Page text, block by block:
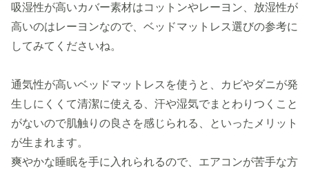
吸湿性が高いカバー素材はコットンやレーヨン、放湿性が
高いのはレーヨンなので、ベッドマットレス選びの参考に
してみてくださいね。
通気性が高いベッドマットレスを使うと、カビやダニが発
生しにくくて清潔に使える、汗や湿気でまとわりつくこと
がないので肌触りの良さを感じられる、といったメリット
が生まれます。
爽やかな睡眠を手に入れられるので、エアコンが苦手な方